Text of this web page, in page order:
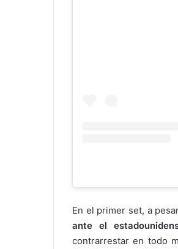
En el primer set, a
ante el
contrarrestar en todo